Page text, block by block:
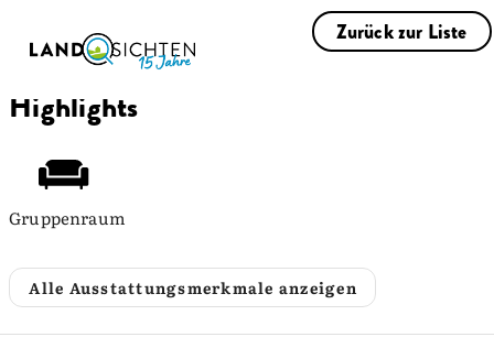
Zurück zur Liste
Highlights
Gruppenraum
Alle Ausstattungsmerkmale anzeigen